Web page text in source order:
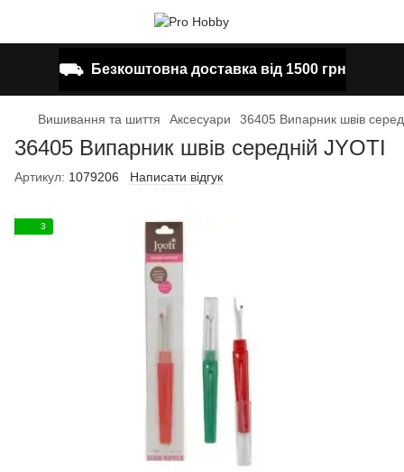
⛟ Безкоштовна доставка від 1500 грн
Вишивання та шиття Аксесуари 36405 Випарник швів
36405 Випарник швів середній JYOTI
Артикул: 1079206 Написати відгук
3